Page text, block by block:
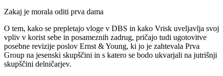
Zakaj je morala oditi prva dama
O tem, kako se prepletajo vloge v DBS in kako Vrisk uveljavlja svoj
vpliv v korist sebe in posameznih zadrug, pričajo tudi ugotovitve
posebne revizije poslov Ernst & Young, ki jo je zahtevala Prva
Group na jesenski skupščini in s katero se bodo ukvarjali na jutrišnji
skupščini delničarjev.